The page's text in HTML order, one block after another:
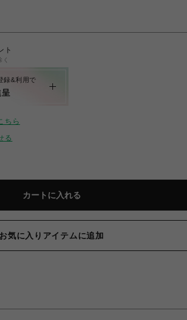
ト
録&利用で
ちら
る
カートに入れる
お気に入りアイテムに追加